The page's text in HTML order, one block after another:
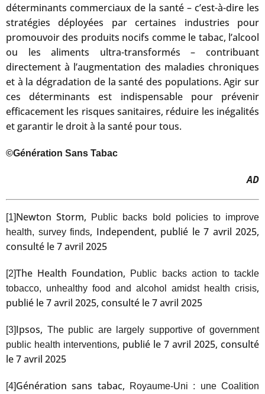
déterminants commerciaux de la santé – c’est-à-dire les
stratégies déployées par certaines industries pour
promouvoir des produits nocifs comme le tabac, l’alcool
ou les aliments ultra-transformés – contribuant
directement à l’augmentation des maladies chroniques
et à la dégradation de la santé des populations. Agir sur
ces déterminants est indispensable pour prévenir
efficacement les risques sanitaires, réduire les inégalités
et garantir le droit à la santé pour tous.
©Génération Sans Tabac
AD
[1]Newton Storm,
Public backs bold policies to improve
health, survey finds, Independent, publié le 7 avril 2025,
consulté le 7 avril 2025
[2]The Health Foundation,
Public backs action to tackle
tobacco, unhealthy food and alcohol amidst health crisis,
publié le 7 avril 2025, consulté le 7 avril 2025
[3]Ipsos, The public are largely supportive of government
public health interventions, publié le 7 avril 2025, consulté
le 7 avril 2025
[4]Génération sans tabac, Royaume-Uni : une Coalition